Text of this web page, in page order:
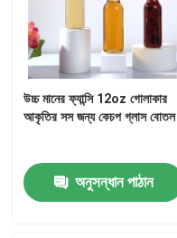
কাচের বোতল
গ্লাসের জার
উচ্চ মানের ফ্যান্সি 12oz গোলাকার
আকৃতির সস জন্য কেচপ গ্লাস বোতল
অনুসন্ধান পাঠান